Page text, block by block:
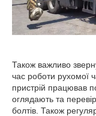
Також важливо
час роботи рухомої
пристрій працював
оглядають та
болтів. Також